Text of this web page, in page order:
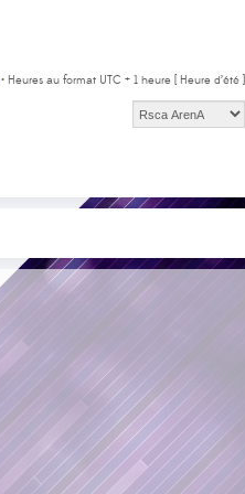
• Heures au format UTC + 1 heure [ Heure d’été ]